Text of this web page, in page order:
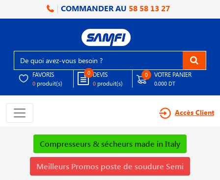
COMMANDER AU 58 58 13 27
FAVORIS
0 produit(s)
0 DEVIS
0 produit(s)
0 VOTRE PANIER
0.000 DT
Accès Client
Compresseurs & sécheurs made in Italy
Meilleurs Promos poste de soudure Semi